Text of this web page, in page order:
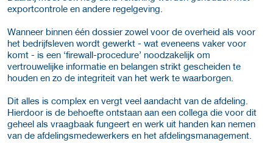
exportcontrole en andere regelgeving.
Wanneer binnen één dossier zowel voor de overheid als voor
het bedrijfsleven wordt gewerkt - wat eveneens vaker voor
komt - is een ‘firewall-procedure’ noodzakelijk om
vertrouwelijke informatie en belangen strikt gescheiden te
houden en zo de integriteit van het werk te waarborgen.
Dit alles is complex en vergt veel aandacht van de afdeling.
Hierdoor is de behoefte ontstaan aan een collega die voor dit
geheel als vraagbaak fungeert en werk uit handen kan nemen
van de afdelingsmedewerkers en het afdelingsmanagement.